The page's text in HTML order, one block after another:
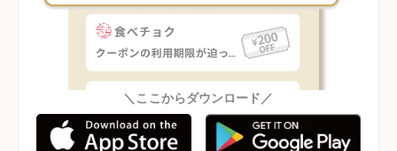
＼ここからダウンロード／